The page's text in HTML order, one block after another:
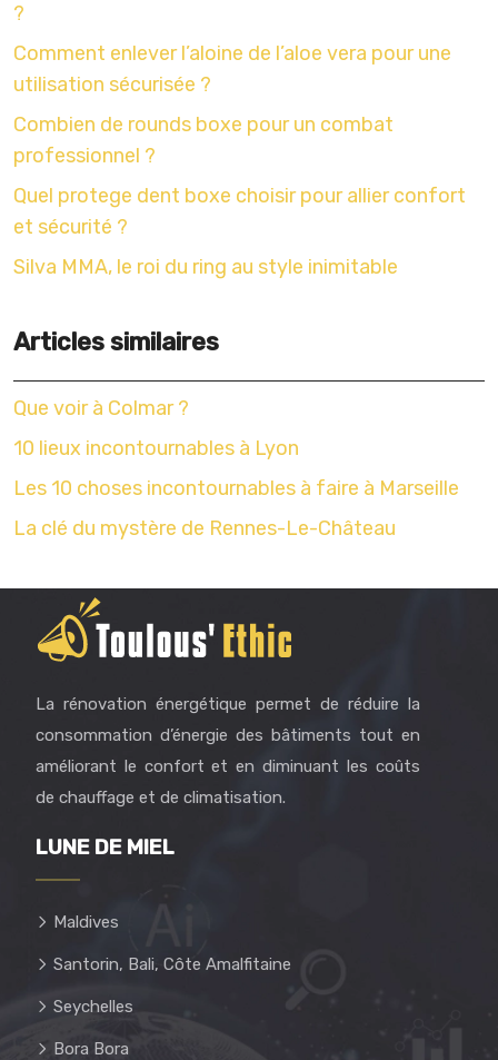
?
Comment enlever l’aloine de l’aloe vera pour une
utilisation sécurisée ?
Combien de rounds boxe pour un combat
professionnel ?
Quel protege dent boxe choisir pour allier confort
et sécurité ?
Silva MMA, le roi du ring au style inimitable
Articles similaires
Que voir à Colmar ?
10 lieux incontournables à Lyon
Les 10 choses incontournables à faire à Marseille
La clé du mystère de Rennes-Le-Château
La rénovation énergétique permet de réduire la
consommation d’énergie des bâtiments tout en
améliorant le confort et en diminuant les coûts
de chauffage et de climatisation.
LUNE DE MIEL
Maldives
Santorin, Bali, Côte Amalfitaine
Seychelles
Bora Bora